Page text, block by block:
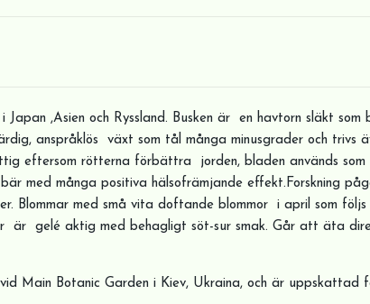
,Asien och Ryssland. Busken är en havtorn släkt som
anspråklös växt som tål många minusgrader och trivs
eftersom rötterna förbättra jorden, bladen används som
med många positiva hälsofrämjande effekt.Forskning
Blommar med små vita doftande blommor i april som
är gelé aktig med behagligt söt-sur smak. Går att äta
Main Botanic Garden i Kiev, Ukraina, och är uppskattad